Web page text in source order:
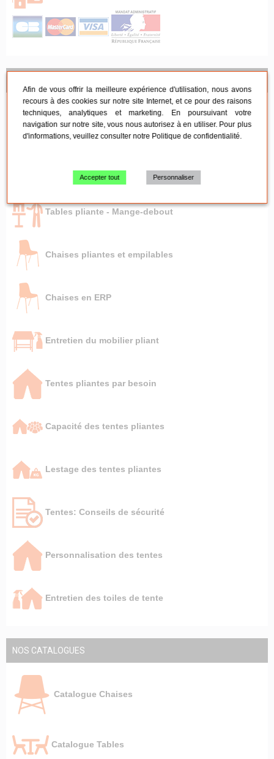
Mobilier de réception
Mobilier de réunion
Tables pliante - Mange-debout
Chaises pliantes et empilables
Chaises en ERP
Entretien du mobilier pliant
Tentes pliantes par besoin
Capacité des tentes pliantes
Lestage des tentes pliantes
Tentes: Conseils de sécurité
Personnalisation des tentes
Entretien des toiles de tente
NOS CATALOGUES
Catalogue Chaises
Catalogue Tables
Afin de vous offrir la meilleure expérience d'utilisation, nous avons
recours à des cookies sur notre site Internet, et ce pour des raisons
techniques, analytiques et marketing. En poursuivant votre
navigation sur notre site, vous nous autorisez à en utiliser. Pour plus
d'informations, veuillez consulter notre Politique de confidentialité.
Accepter tout Personnaliser